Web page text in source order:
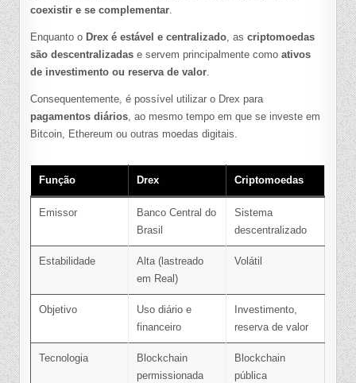
coexistir e se complementar.
Enquanto o Drex é estável e centralizado, ascriptomoedas
são descentralizadas e servem principalmente comoativos
de investimento ou reserva de valor.
Consequentemente, é possível utilizar o Drex para
pagamentos diários, ao mesmo tempo em que se investe em
Bitcoin, Ethereum ou outras moedas digitais.
Função Drex Criptomoedas
Emissor
Banco Central do
Brasil
Sistema
descentralizado
Estabilidade
Alta (lastreado
em Real)
Volátil
Objetivo
Uso diário e
financeiro
Investimento,
reserva de valor
Tecnologia
Blockchain
permissionada
Blockchain
pública